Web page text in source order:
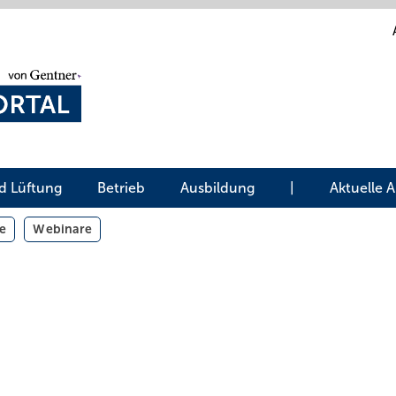
Lüftung Betrieb Ausbildung Aktuelle
Webinare